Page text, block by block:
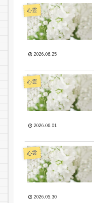
心霊
2026.06.25
心霊
2026.06.01
心霊
2026.05.30